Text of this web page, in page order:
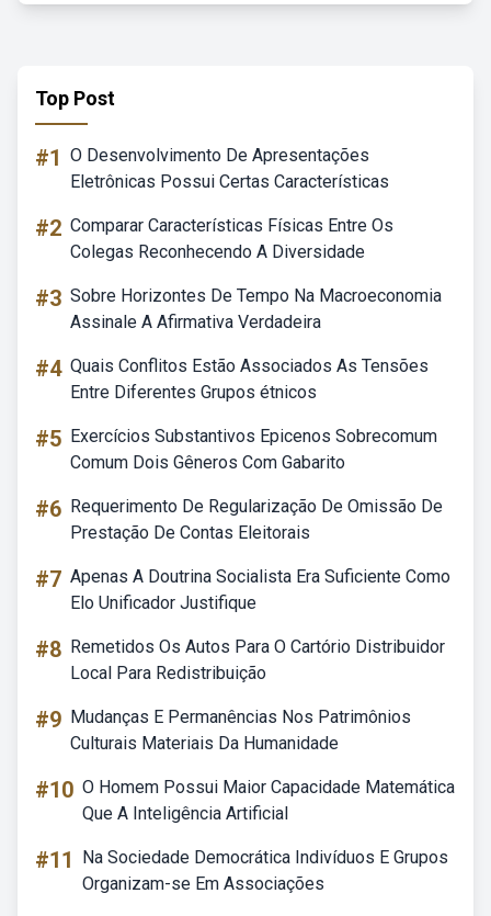
Top Post
#1 O Desenvolvimento De Apresentações
Eletrônicas Possui Certas Características
#2 Comparar Características Físicas Entre Os
Colegas Reconhecendo A Diversidade
#3 Sobre Horizontes De Tempo Na Macroeconomia
Assinale A Afirmativa Verdadeira
#4 Quais Conflitos Estão Associados As Tensões
Entre Diferentes Grupos étnicos
#5 Exercícios Substantivos Epicenos Sobrecomum
Comum Dois Gêneros Com Gabarito
#6 Requerimento De Regularização De Omissão De
Prestação De Contas Eleitorais
#7 Apenas A Doutrina Socialista Era Suficiente Como
Elo Unificador Justifique
#8 Remetidos Os Autos Para O Cartório Distribuidor
Local Para Redistribuição
#9 Mudanças E Permanências Nos Patrimônios
Culturais Materiais Da Humanidade
#10 O Homem Possui Maior Capacidade Matemática
Que A Inteligência Artificial
#11
Na Sociedade Democrática Indivíduos E Grupos
Organizam-se Em Associações